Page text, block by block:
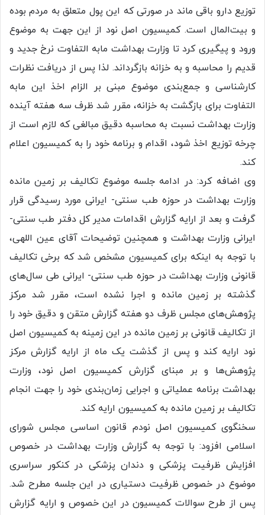
توزیع دارو باقی ماند در صورتی که این پول متعلق به مردم بوده
و بیت‌المال است. کمیسیون اصل نود از این جهت به موضوع
ورود و پیگیری کرد تا وزارت بهداشت مابه التفاوت نرخ جدید و
قدیم را محاسبه و به خزانه بازگرداند. لذا پس از دریافت نظرات
کارشناسی و جمع‌بندی موضوع مبنی بر الزام اخذ این مابه
التفاوت برای بازگشت به خزانه، مقرر شد ظرف سه هفته آینده
وزارت بهداشت نسبت به محاسبه دقیق مبالغی که لازم است از
چرخه توزیع اخذ شود، اقدام و برنامه خود را به کمیسیون اعلام
کند.
وی اضافه کرد: در ادامه جلسه موضوع تکالیف بر زمین مانده
وزارت بهداشت در حوزه طب سنتی- ایرانی مورد رسیدگی قرار
گرفت و بعد از ارایه گزارش اقدامات مدیر کل دفتر طب سنتی-
ایرانی وزارت بهداشت و همچنین توضیحات آقای عین اللهی،
با توجه به اینکه برای کمیسیون مشخص شد که برخی تکالیف
قانونی وزارت بهداشت در حوزه طب سنتی- ایرانی طی سال‌های
گذشته بر زمین مانده و اجرا نشده است، مقرر شد مرکز
پژوهش‌های مجلس ظرف دو هفته گزارش متقن و دقیق خود را
از تکالیف قانونی بر زمین مانده در این زمینه به کمیسیون اصل
نود ارایه کند و پس از گذشت یک ماه از ارایه گزارش مرکز
پژوهش‌ها و بر مبنای گزارش کمیسیون اصل نود، وزارت
بهداشت برنامه عملیاتی و اجرایی زمان‌بندی خود را جهت انجام
تکالیف بر زمین مانده به کمیسیون ارایه کند.
سخنگوی کمیسیون اصل نودم قانون اساسی مجلس شورای
اسلامی افزود: با توجه به گزارش وزارت بهداشت در خصوص
افزایش ظرفیت پزشکی و دندان پزشکی در کنکور سراسری
موضوع در خصوص ظرفیت دستیاری در این جلسه مطرح شد.
پس از طرح سوالات کمیسیون در این خصوص و ارایه گزارش